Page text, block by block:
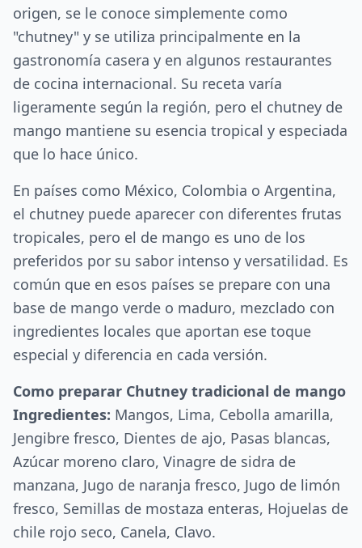
origen, se le conoce simplemente como
"chutney" y se utiliza principalmente en la
gastronomía casera y en algunos restaurantes
de cocina internacional. Su receta varía
ligeramente según la región, pero el chutney de
mango mantiene su esencia tropical y especiada
que lo hace único.
En países como México, Colombia o Argentina,
el chutney puede aparecer con diferentes frutas
tropicales, pero el de mango es uno de los
preferidos por su sabor intenso y versatilidad. Es
común que en esos países se prepare con una
base de mango verde o maduro, mezclado con
ingredientes locales que aportan ese toque
especial y diferencia en cada versión.
Como preparar Chutney tradicional de mango
Ingredientes: Mangos, Lima, Cebolla amarilla,
Jengibre fresco, Dientes de ajo, Pasas blancas,
Azúcar moreno claro, Vinagre de sidra de
manzana, Jugo de naranja fresco, Jugo de limón
fresco, Semillas de mostaza enteras, Hojuelas de
chile rojo seco, Canela, Clavo.